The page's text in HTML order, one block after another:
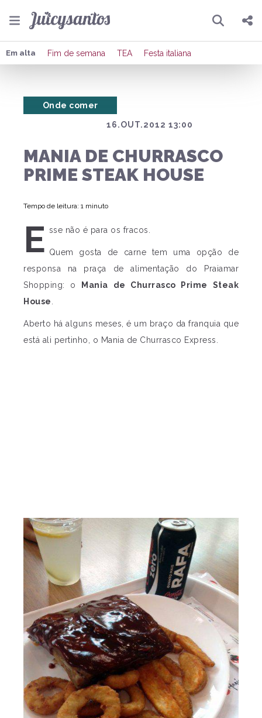
Pesquisar
Compartilhar
Publicar no X
Em alta Fim de semana TEA Festa italiana
16.OUT.2012 13:00
Onde comer
MANIA DE CHURRASCO
PRIME STEAK HOUSE
Tempo de leitura: 1 minuto
E sse não é para os fracos.
Quem gosta de carne tem uma opção de
responsa na praça de alimentação do Praiamar
Shopping: o
Mania de Churrasco Prime Steak
House
Aberto há alguns meses, é um braço da franquia que
está ali pertinho, o Mania de Churrasco Express.